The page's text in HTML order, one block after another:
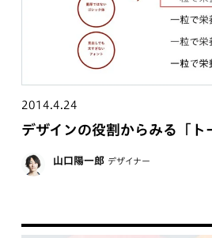
2014.4.24
デザインの役割からみる「ト
山口陽一郎 デザイナー